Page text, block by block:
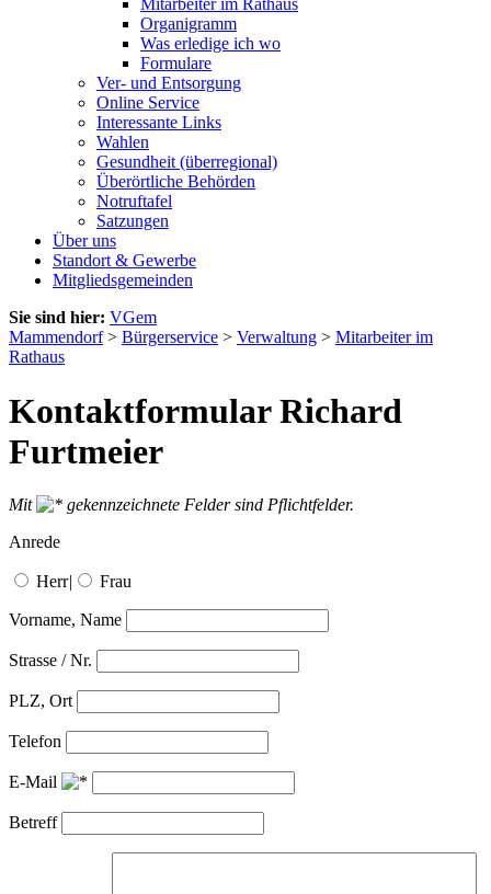
Mitarbeiter im Rathaus
Organigramm
Was erledige ich wo
Formulare
Ver- und Entsorgung
Online Service
Interessante Links
Wahlen
Gesundheit (überregional)
Überörtliche Behörden
Notruftafel
Satzungen
Über uns
Standort & Gewerbe
Mitgliedsgemeinden
Sie sind hier: VGem
Mammendorf> Bürgerservice > Verwaltung > Mitarbeiter im
Rathaus
Kontaktformular Richard
Furtmeier
Mit
gekennzeichnete Felder sind Pflichtfelder.
Anrede
Herr| Frau
Vorname, Name
Strasse / Nr.
PLZ, Ort
Telefon
E-Mail
Betreff